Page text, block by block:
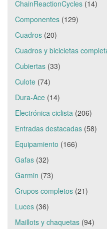
ChainReactionCycles (14)
Componentes (129)
Cuadros (20)
Cuadros y bicicletas
Cubiertas (33)
Culote (74)
Dura-Ace (14)
Electrónica ciclista (206)
Entradas destacadas (58)
Equipamiento (166)
Gafas (32)
Garmin (73)
Grupos completos (21)
Luces (36)
Maillots y chaquetas (94)